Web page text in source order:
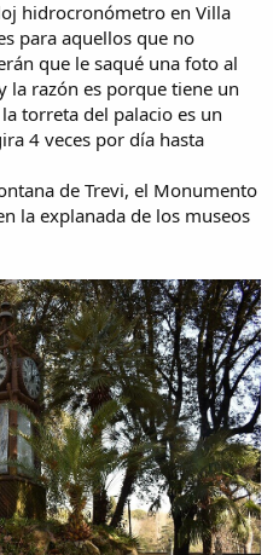
hidrocronómetro en Villa
para aquellos que no
que le saqué una foto al
la razón es porque tiene un
torreta del palacio es un
4 veces por día hasta
de Trevi, el Monumento
la explanada de los museos